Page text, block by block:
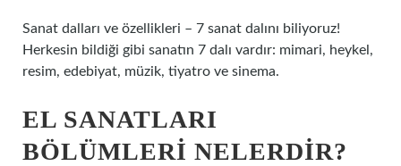
Sanat dalları ve özellikleri – 7 sanat dalını biliyoruz!
Herkesin bildiği gibi sanatın 7 dalı vardır: mimari, heykel,
resim, edebiyat, müzik, tiyatro ve sinema.
EL SANATLARI
BÖLÜMLERI NELERDIR?